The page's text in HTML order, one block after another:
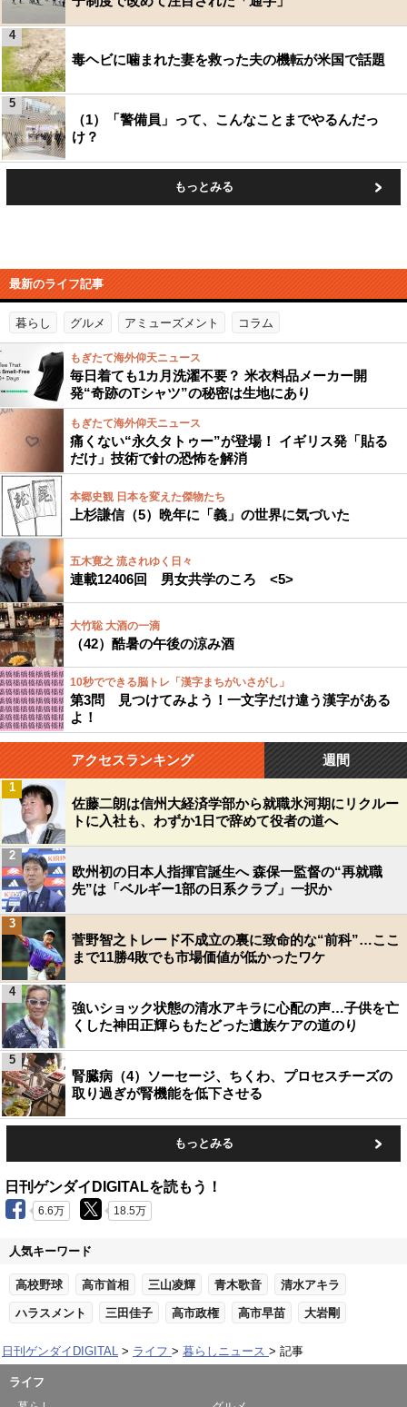
毒ヘビに噛まれた妻を救った夫の機転が米国で話題
4
（1）「警備員」って、こんなことまでやるんだっ
け？
5
もっとみる
最新のライフ記事
暮らし グルメ アミューズメント コラム
もぎたて海外仰天ニュース
毎日着ても1カ月洗濯不要？ 米衣料品メーカー開
発“奇跡のTシャツ”の秘密は生地にあり
もぎたて海外仰天ニュース
痛くない“永久タトゥー”が登場！ イギリス発「貼る
だけ」技術で針の恐怖を解消
本郷史観 日本を変えた傑物たち
上杉謙信（5）晩年に「義」の世界に気づいた
五木寛之 流されゆく日々
連載12406回 男女共学のころ <5>
大竹聡 大酒の一滴
（42）酷暑の午後の涼み酒
10秒でできる脳トレ「漢字まちがいさがし」
第3問 見つけてみよう！一文字だけ違う漢字がある
よ！
アクセスランキング 週間
佐藤二朗は信州大経済学部から就職氷河期にリクルー
トに入社も、わずか1日で辞めて役者の道へ
1
欧州初の日本人指揮官誕生へ 森保一監督の“再就職
先”は「ベルギー1部の日系クラブ」一択か
2
菅野智之トレード不成立の裏に致命的な“前科”…ここ
まで11勝4敗でも市場価値が低かったワケ
3
強いショック状態の清水アキラに心配の声…子供を亡
くした神田正輝らもたどった遺族ケアの道のり
4
腎臓病（4）ソーセージ、ちくわ、プロセスチーズの
取り過ぎが腎機能を低下させる
5
もっとみる
日刊ゲンダイDIGITALを読もう！
6.6万 18.5万
人気キーワード
高校野球 高市首相 三山凌輝 青木歌音 清水アキラ
ハラスメント 三田佳子 高市政権 高市早苗 大岩剛
日刊ゲンダイDIGITAL ライフ 暮らしニュース 記事
ライフ